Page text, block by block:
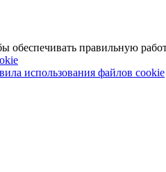
правильную
использования файлов cookie